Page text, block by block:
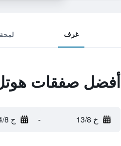
غرف
أفضل صفقات
خ 13/8 - ج 14/8